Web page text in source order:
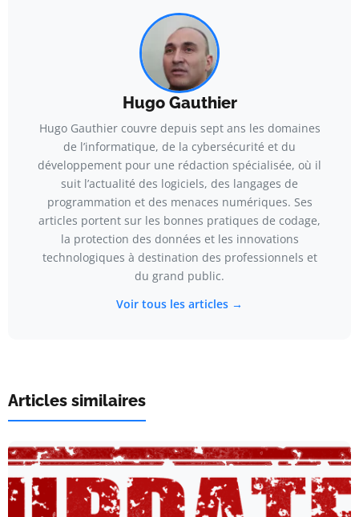
Hugo Gauthier
Hugo Gauthier couvre depuis sept ans les domaines
de l’informatique, de la cybersécurité et du
développement pour une rédaction spécialisée, où il
suit l’actualité des logiciels, des langages de
programmation et des menaces numériques. Ses
articles portent sur les bonnes pratiques de codage,
la protection des données et les innovations
technologiques à destination des professionnels et
du grand public.
Voir tous les articles →
Articles similaires